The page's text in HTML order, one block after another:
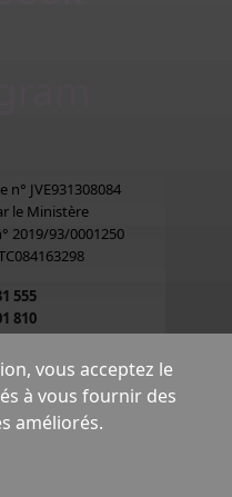
n° JVE931308084
le Ministère
2019/93/0001250
555
810
vous acceptez le
à vous fournir des
améliorés.